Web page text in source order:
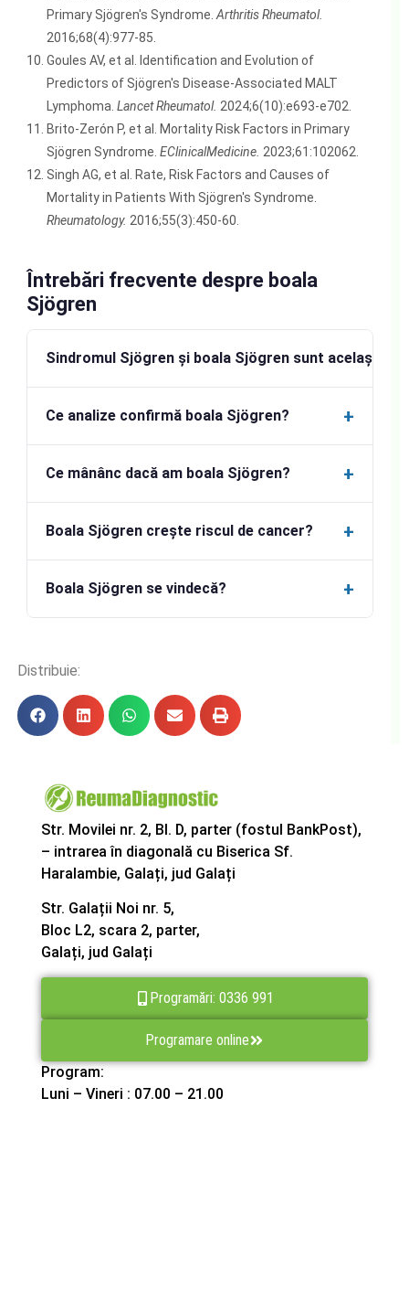
Primary Sjögren's Syndrome. Arthritis Rheumatol.
2016;68(4):977-85.
Goules AV, et al. Identification and Evolution of
Predictors of Sjögren's Disease-Associated MALT
Lymphoma. Lancet Rheumatol. 2024;6(10):e693-e702.
Brito-Zerón P, et al. Mortality Risk Factors in Primary
Sjögren Syndrome. EClinicalMedicine. 2023;61:102062.
Singh AG, et al. Rate, Risk Factors and Causes of
Mortality in Patients With Sjögren's Syndrome.
Rheumatology. 2016;55(3):450-60.
Întrebări frecvente despre boala
Sjögren
Sindromul Sjögren și boala Sjögren sunt același
Ce analize confirmă boala Sjögren? +
Ce mânânc dacă am boala Sjögren? +
Boala Sjögren crește riscul de cancer? +
Boala Sjögren se vindecă? +
Distribuie:
Str. Movilei nr. 2, Bl. D, parter (fostul BankPost),
– intrarea în diagonală cu Biserica Sf.
Haralambie, Galați, jud Galați
Str. Galații Noi nr. 5,
Bloc L2, scara 2, parter,
Galați, jud Galați
Programări: 0336 991
Programare online
Program:
Luni – Vineri : 07.00 – 21.00